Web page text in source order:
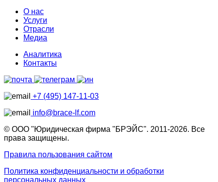
О нас
Услуги
Отрасли
Медиа
Аналитика
Контакты
+7 (495) 147-11-03
info@brace-lf.com
© ООО "Юридическая фирма "БРЭЙС". 2011-2026. Все
права защищены.
Правила пользования сайтом
Политика конфиденциальности и обработки
персональных данных